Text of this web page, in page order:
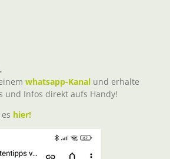
whatsapp-Kanal und erhalte
und Infos direkt aufs Handy!
hier!